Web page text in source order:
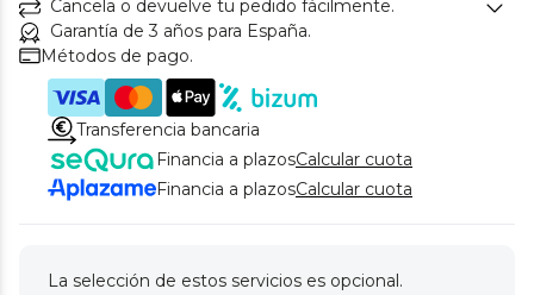
Cancela o devuelve tu pedido fácilmente.
Garantía de 3 años para España.
Métodos de pago.
Transferencia bancaria
Financia a plazosCalcular cuota
Financia a plazosCalcular cuota
La selección de estos servicios es opcional.